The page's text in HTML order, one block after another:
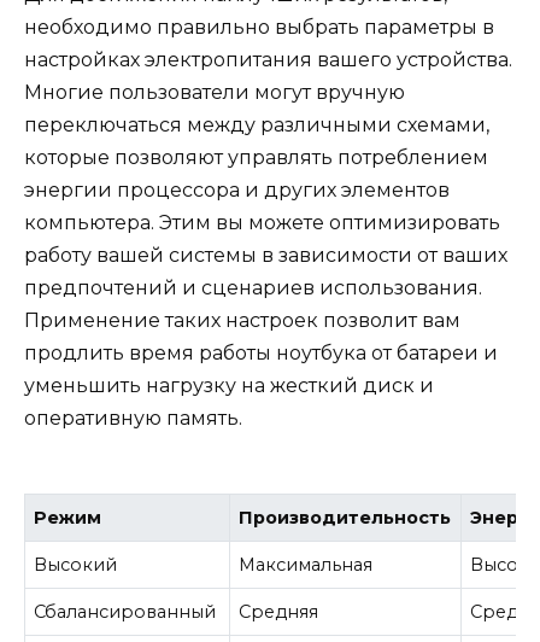
необходимо правильно выбрать параметры в
настройках электропитания вашего устройства.
Многие пользователи могут вручную
переключаться между различными схемами,
которые позволяют управлять потреблением
энергии процессора и других элементов
компьютера. Этим вы можете оптимизировать
работу вашей системы в зависимости от ваших
предпочтений и сценариев использования.
Применение таких настроек позволит вам
продлить время работы ноутбука от батареи и
уменьшить нагрузку на жесткий диск и
оперативную память.
Режим Производительность
Высокий Максимальная
Сбалансированный Средняя